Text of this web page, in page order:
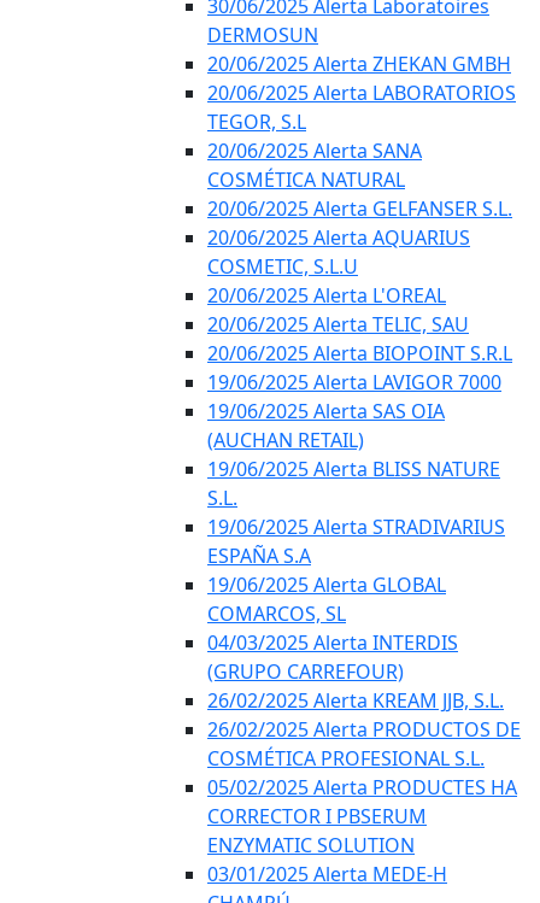
30/06/2025 Alerta Laboratoires
DERMOSUN
20/06/2025 Alerta ZHEKAN GMBH
20/06/2025 Alerta LABORATORIOS
TEGOR, S.L
20/06/2025 Alerta SANA
COSMÉTICA NATURAL
20/06/2025 Alerta GELFANSER S.L.
20/06/2025 Alerta AQUARIUS
COSMETIC, S.L.U
20/06/2025 Alerta L'OREAL
20/06/2025 Alerta TELIC, SAU
20/06/2025 Alerta BIOPOINT S.R.L
19/06/2025 Alerta LAVIGOR 7000
19/06/2025 Alerta SAS OIA
(AUCHAN RETAIL)
19/06/2025 Alerta BLISS NATURE
S.L.
19/06/2025 Alerta STRADIVARIUS
ESPAÑA S.A
19/06/2025 Alerta GLOBAL
COMARCOS, SL
04/03/2025 Alerta INTERDIS
(GRUPO CARREFOUR)
26/02/2025 Alerta KREAM JJB, S.L.
26/02/2025 Alerta PRODUCTOS DE
COSMÉTICA PROFESIONAL S.L.
05/02/2025 Alerta PRODUCTES HA
CORRECTOR I PBSERUM
ENZYMATIC SOLUTION
03/01/2025 Alerta MEDE-H